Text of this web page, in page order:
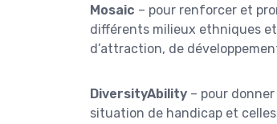
Mosaic – pour renforcer et
différents milieux ethniques
d’attraction, de
DiversityAbility – pour
situation de handicap et